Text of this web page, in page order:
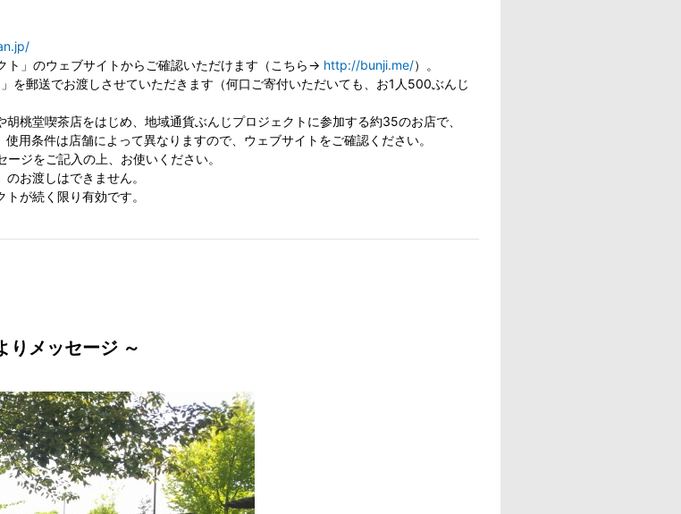
ト」のウェブサイトからご確認いただけます（こちら→ http://bunji.me/）。
を郵送でお渡しさせていただきます（何口ご寄付いただいても、お1人500ぶんじ
桃堂喫茶店をはじめ、地域通貨ぶんじプロジェクトに参加する約35のお店で、
用条件は店舗によって異なりますので、ウェブサイトをご確認ください。
ジをご記入の上、お使いください。
お渡しはできません。
が続く限り有効です。
メッセージ ～